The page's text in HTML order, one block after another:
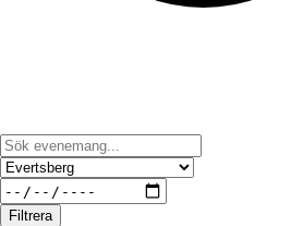
Filtrera